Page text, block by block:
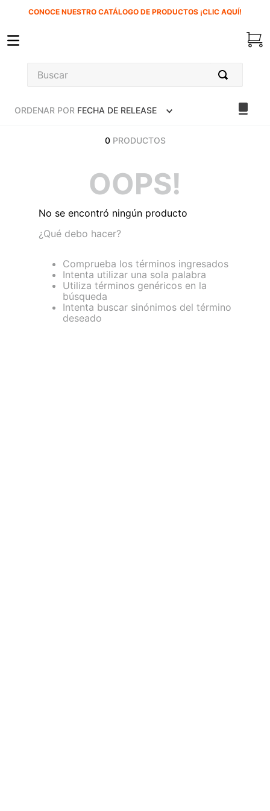
CONOCE NUESTRO CATÁLOGO DE PRODUCTOS ¡CLIC AQUÍ!
ORDENAR POR FECHA DE RELEASE
0 PRODUCTOS
OOPS!
No se encontró ningún producto
¿Qué debo hacer?
Comprueba los términos ingresados
Intenta utilizar una sola palabra
Utiliza términos genéricos en la
búsqueda
Intenta buscar sinónimos del término
deseado